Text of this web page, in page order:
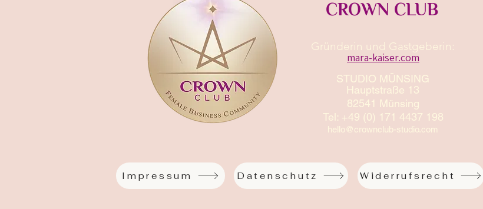
CROWN CLUB
Gründerin und Gastgeberin:​
STUDIO MÜNSING
Hauptstraße 13
82541 Münsing
Tel: +49 (0) 171 4437 198
hello@crownclub-studio.com
mara-kaiser.com
Impressum Datenschutz Widerrufsrecht